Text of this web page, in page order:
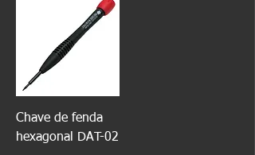
Chave de fenda
hexagonal DAT-02